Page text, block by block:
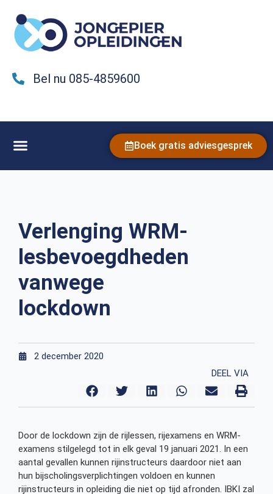
Bel nu 085-4859600
Boek gratis adviesgesprek
Verlenging WRM-
lesbevoegdheden
vanwege
lockdown
2 december 2020
DEEL VIA
Door de lockdown zijn de rijlessen, rijexamens en WRM-
examens stilgelegd tot in elk geval 19 januari 2021. In een
aantal gevallen kunnen rijinstructeurs daardoor niet aan
hun bijscholingsverplichtingen voldoen en kunnen
rijinstructeurs in opleiding die niet op tijd afronden. IBKI zal